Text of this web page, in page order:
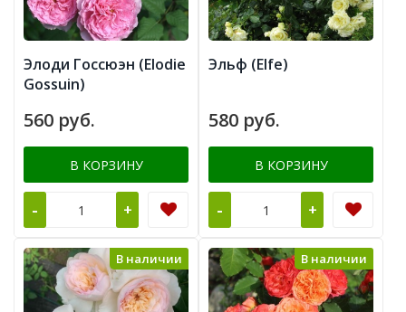
Элоди Госсюэн (Elodie
Gossuin)
560 руб.
В КОРЗИНУ
- +
Эльф (Elfe)
580 руб.
В КОРЗИНУ
- +
В наличии В наличии